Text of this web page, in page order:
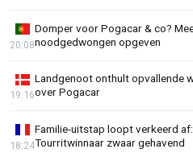
Domper voor Pogacar & co?
noodgedwongen opgeven
20:08
Landgenoot onthult opvallende
over Pogacar
19:16
Familie-uitstap loopt verkeerd
Tourritwinnaar zwaar gehavend
18:24